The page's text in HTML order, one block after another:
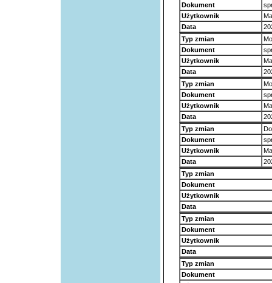
Dokument
Użytkownik
Data
Typ zmian
Dokument
Użytkownik
Data
Typ zmian
Dokument
Użytkownik
Data
Typ zmian
Dokument
Użytkownik
Data
Typ zmian
Dokument
Użytkownik
Data
Typ zmian
Dokument
Użytkownik
Data
Typ zmian
Dokument